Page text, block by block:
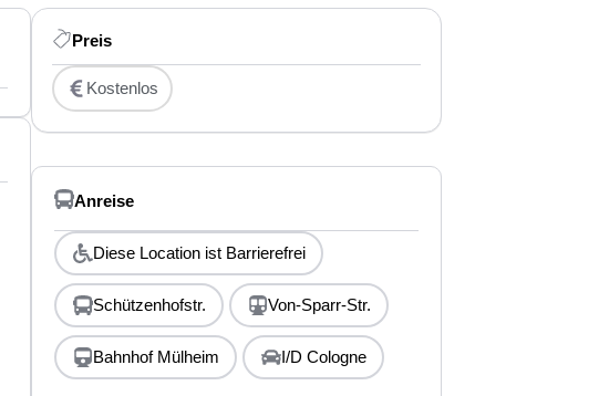
Preis
Kostenlos
Anreise
Diese Location ist Barrierefrei
Schützenhofstr. Von-Sparr-Str.
Bahnhof Mülheim I/D Cologne